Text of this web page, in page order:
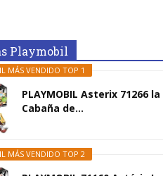
Playmobil
MÁS VENDIDO TOP 1
PLAYMOBIL Asterix 71266 la
Cabaña de...
MÁS VENDIDO TOP 2